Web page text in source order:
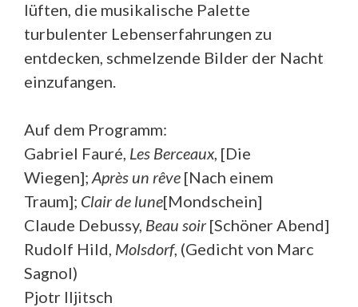
lüften, die musikalische Palette
turbulenter Lebenserfahrungen zu
entdecken, schmelzende Bilder der Nacht
einzufangen.
Auf dem Programm:
Gabriel Fauré, Les Berceaux, [Die
Wiegen]; Après un rêve [Nach einem
Traum]; Clair de lune[Mondschein]
Claude Debussy, Beau soir[Schöner Abend]
Rudolf Hild, Molsdorf, (Gedicht von Marc
Sagnol)
Pjotr Iljitsch